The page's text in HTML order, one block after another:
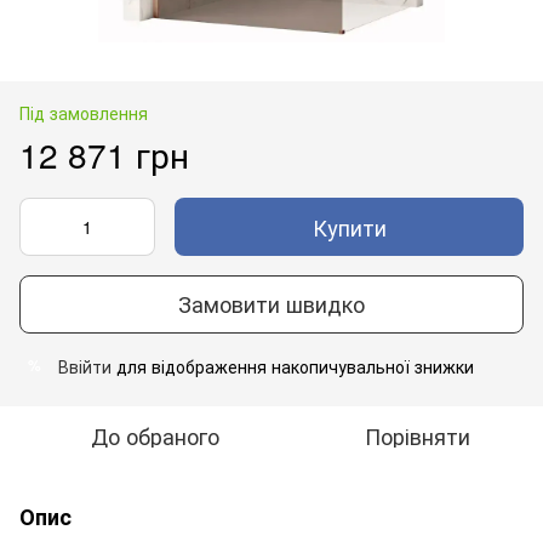
Під замовлення
12 871 грн
Купити
Замовити швидко
Ввійти для відображення накопичувальної знижки
До обраного Порівняти
Опис